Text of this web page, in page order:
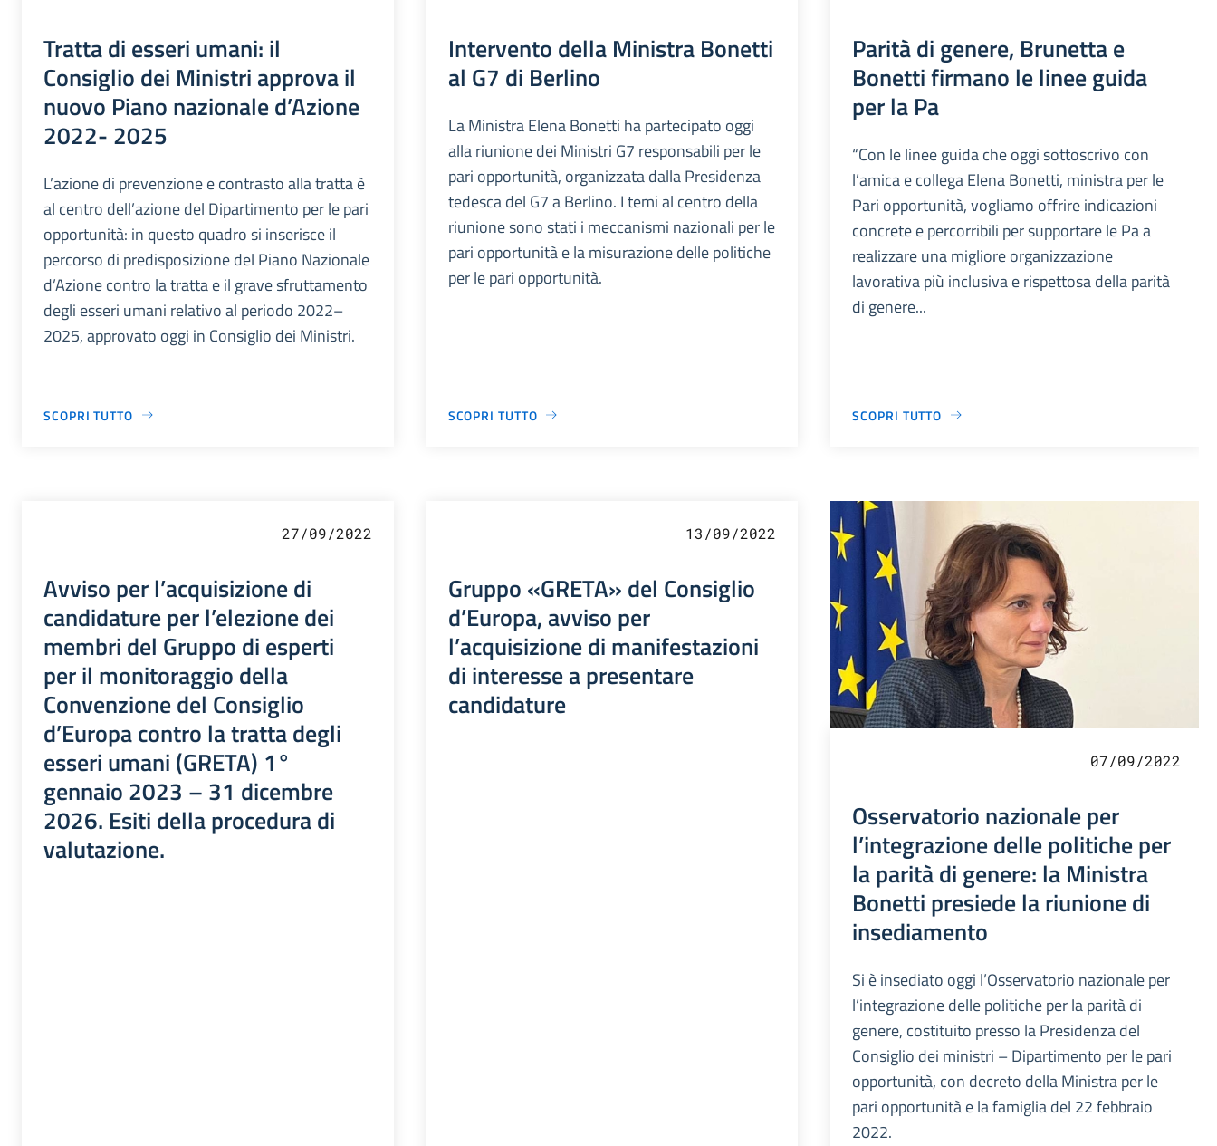
Tratta di esseri umani: il
Consiglio dei Ministri approva il
nuovo Piano nazionale d’Azione
2022- 2025
L’azione di prevenzione e contrasto alla tratta è
al centro dell’azione del Dipartimento per le pari
opportunità: in questo quadro si inserisce il
percorso di predisposizione del Piano Nazionale
d’Azione contro la tratta e il grave sfruttamento
degli esseri umani relativo al periodo 2022–
2025, approvato oggi in Consiglio dei Ministri.
SCOPRI TUTTO
Intervento della Ministra Bonetti
al G7 di Berlino
La Ministra Elena Bonetti ha partecipato oggi
alla riunione dei Ministri G7 responsabili per le
pari opportunità, organizzata dalla Presidenza
tedesca del G7 a Berlino. I temi al centro della
riunione sono stati i meccanismi nazionali per le
pari opportunità e la misurazione delle politiche
per le pari opportunità.
SCOPRI TUTTO
Parità di genere, Brunetta e
Bonetti firmano le linee guida
per la Pa
“Con le linee guida che oggi sottoscrivo con
l’amica e collega Elena Bonetti, ministra per le
Pari opportunità, vogliamo offrire indicazioni
concrete e percorribili per supportare le Pa a
realizzare una migliore organizzazione
lavorativa più inclusiva e rispettosa della parità
di genere...
SCOPRI TUTTO
27/09/2022
Avviso per l’acquisizione di
candidature per l’elezione dei
membri del Gruppo di esperti
per il monitoraggio della
Convenzione del Consiglio
d’Europa contro la tratta degli
esseri umani (GRETA) 1°
gennaio 2023 – 31 dicembre
2026. Esiti della procedura di
valutazione.
13/09/2022
Gruppo «GRETA» del Consiglio
d’Europa, avviso per
l’acquisizione di manifestazioni
di interesse a presentare
candidature
07/09/2022
Osservatorio nazionale per
l’integrazione delle politiche per
la parità di genere: la Ministra
Bonetti presiede la riunione di
insediamento
Si è insediato oggi l’Osservatorio nazionale per
l’integrazione delle politiche per la parità di
genere, costituito presso la Presidenza del
Consiglio dei ministri – Dipartimento per le pari
opportunità, con decreto della Ministra per le
pari opportunità e la famiglia del 22 febbraio
2022.